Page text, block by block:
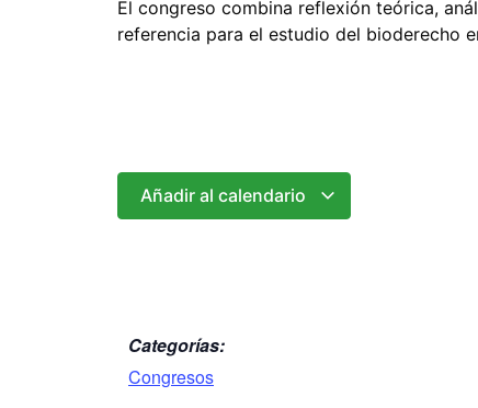
El congreso combina reflexión teórica,
referencia para el estudio del bioderecho
Añadir al calendario
Categorías:
Congresos